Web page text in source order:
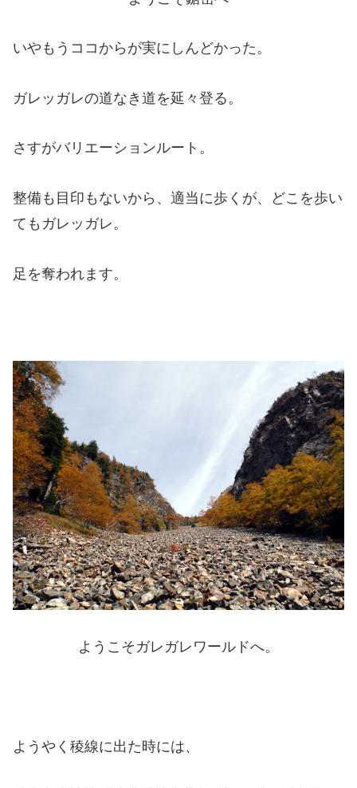
いやもうココからが実にしんどかった。
ガレッガレの道なき道を延々登る。
さすがバリエーションルート。
整備も目印もないから、適当に歩くが、どこを歩い
てもガレッガレ。
足を奪われます。
ようこそガレガレワールドへ。
ようやく稜線に出た時には、